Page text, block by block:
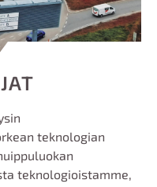
teknologian
teknologioistamme,